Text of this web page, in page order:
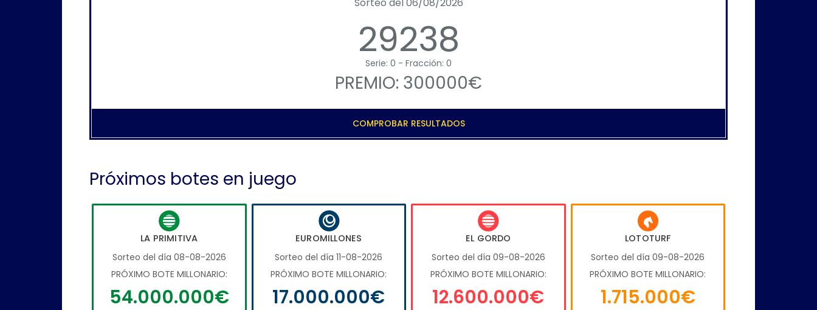
Sorteo del 06/08/2026
29238
Serie: 0 - Fracción: 0
PREMIO: 300000€
COMPROBAR RESULTADOS
Próximos botes en juego
LA PRIMITIVA
Sorteo del día 08-08-2026
PRÓXIMO BOTE MILLONARIO:
54.000.000€
EUROMILLONES
Sorteo del día 11-08-2026
PRÓXIMO BOTE MILLONARIO:
17.000.000€
EL GORDO
Sorteo del día 09-08-2026
PRÓXIMO BOTE MILLONARIO:
12.600.000€
LOTOTURF
Sorteo del día 09-08-2026
PRÓXIMO BOTE MILLONARIO:
1.715.000€